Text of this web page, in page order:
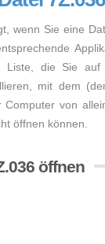
wenn Sie eine
die Sie
mit dem
von
öffnen können.
öffnen